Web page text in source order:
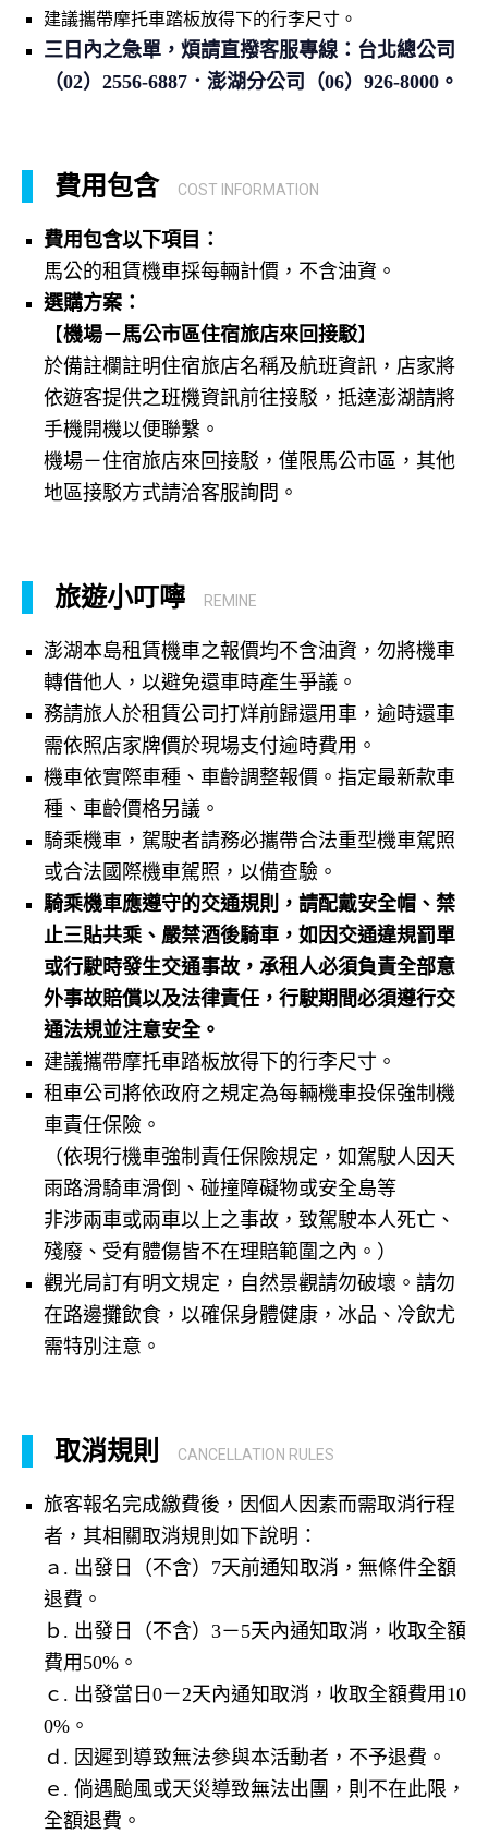
建議攜帶摩托車踏板放得下的行李尺寸。
三日內之急單，煩請直撥客服專線：台北總公司
（02）2556-6887．澎湖分公司（06）926-8000。
費用包含 COST INFORMATION
費用包含以下項目：
馬公的租賃機車採每輛計價，不含油資。
選購方案：
【機場－馬公市區住宿旅店來回接駁】
於備註欄註明住宿旅店名稱及航班資訊，店家將
依遊客提供之班機資訊前往接駁，抵達澎湖請將
手機開機以便聯繫。
機場－住宿旅店來回接駁，僅限馬公市區，其他
地區接駁方式請洽客服詢問。
旅遊小叮嚀 REMINE
澎湖本島租賃機車之報價均不含油資，勿將機車
轉借他人，以避免還車時產生爭議。
務請旅人於租賃公司打烊前歸還用車，逾時還車
需依照店家牌價於現場支付逾時費用。
機車依實際車種、車齡調整報價。指定最新款車
種、車齡價格另議。
騎乘機車，駕駛者請務必攜帶合法重型機車駕照
或合法國際機車駕照，以備查驗。
騎乘機車應遵守的交通規則，請配戴安全帽、禁
止三貼共乘、嚴禁酒後騎車， 如因交通違規罰單
或行駛時發生交通事故，承租人必須負責全部意
外事故賠償以及法律責任，行駛期間必須遵行交
通法規並注意安全。
建議攜帶摩托車踏板放得下的行李尺寸。
租車公司將依政府之規定為每輛機車投保強制機
車責任保險。
（依現行機車強制責任保險規定，如駕駛人因天
雨路滑騎車滑倒、碰撞障礙物或安全島等
非涉兩車或兩車以上之事故，致駕駛本人死亡、
殘廢、受有體傷皆不在理賠範圍之內。）
觀光局訂有明文規定，自然景觀請勿破壞。請勿
在路邊攤飲食，以確保身體健康，冰品、冷飲尤
需特別注意。
取消規則 CANCELLATION RULES
旅客報名完成繳費後，因個人因素而需取消行程
者，其相關取消規則如下說明：
ａ. 出發日（不含）7天前通知取消，無條件全額
退費。
ｂ. 出發日（不含）3－5天內通知取消，收取全額
費用50%。
ｃ. 出發當日0－2天內通知取消，收取全額費用10
0%。
ｄ. 因遲到導致無法參與本活動者，不予退費。
ｅ. 倘遇颱風或天災導致無法出團，則不在此限，
全額退費。